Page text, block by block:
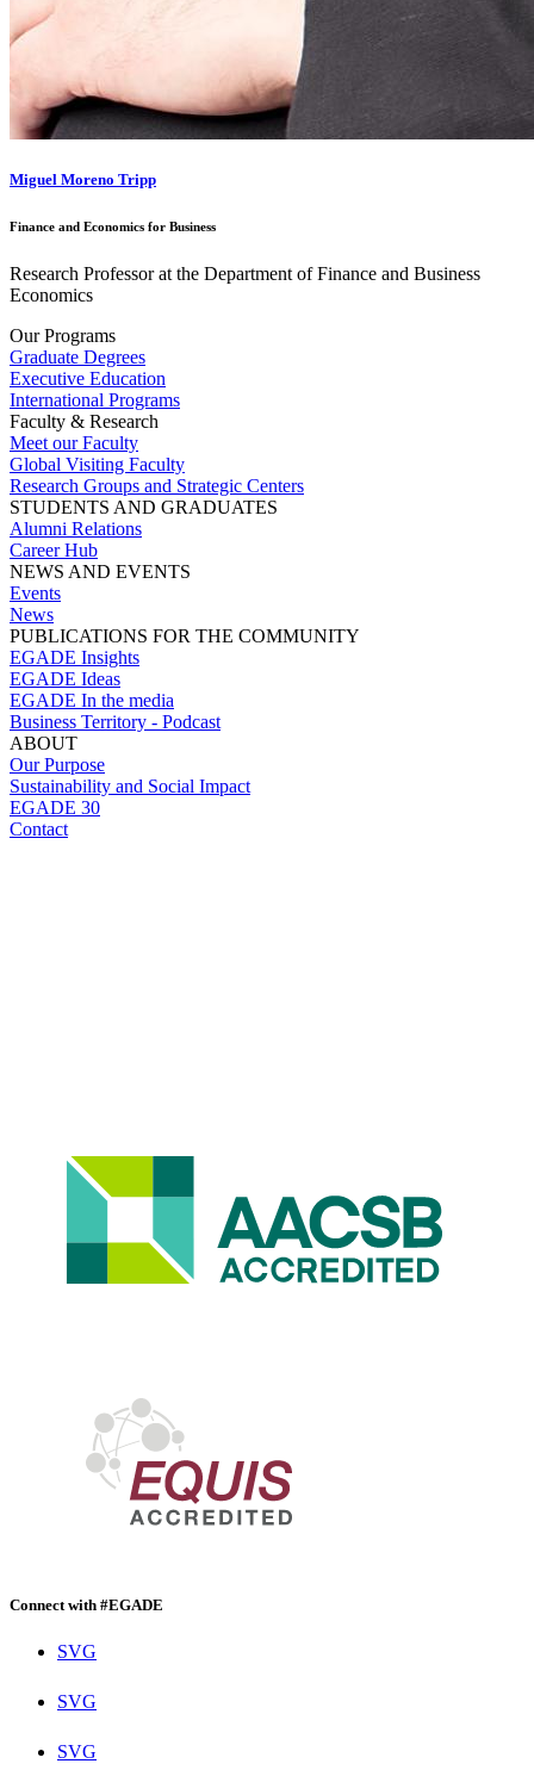
Miguel Moreno Tripp
Finance and Economics for Business
Research Professor at the Department of Finance and Business
Economics
Our Programs
Graduate Degrees
Executive Education
International Programs
Faculty & Research
Meet our Faculty
Global Visiting Faculty
Research Groups and Strategic Centers
STUDENTS AND GRADUATES
Alumni Relations
Career Hub
NEWS AND EVENTS
Events
News
PUBLICATIONS FOR THE COMMUNITY
EGADE Insights
EGADE Ideas
EGADE In the media
Business Territory - Podcast
ABOUT
Our Purpose
Sustainability and Social Impact
EGADE 30
Contact
Connect with #EGADE
SVG
SVG
SVG